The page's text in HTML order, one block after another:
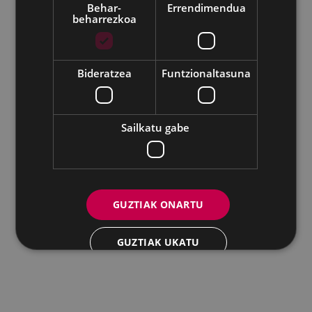
Udalaren sare sozial guztiak
Eibarko Andretxea - Isasi kalea, 11 | 20600 Eibar
Andretxea: 943 54 39 38Berdintasuna: 943 70 84 40
andretxea@eibar.eus
berdintasuna@eibar.eus
IFZ: P2003100A | DIR3 L01200300
Behar-
beharrezkoa
Errendimendua
Bideratzea Funtzionaltasuna
Sailkatu gabe
GUZTIAK ONARTU
GUZTIAK UKATU